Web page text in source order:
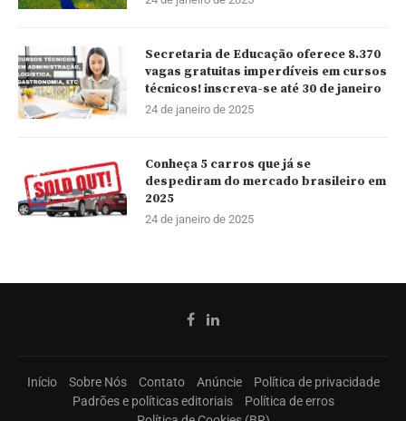
Secretaria de Educação oferece 8.370
vagas gratuitas imperdíveis em cursos
técnicos! inscreva-se até 30 de janeiro
24 de janeiro de 2025
Conheça 5 carros que já se
despediram do mercado brasileiro em
2025
24 de janeiro de 2025
Início Sobre Nós Contato Anúncie
Política de privacidade
Padrões e políticas editoriais
Política de erros